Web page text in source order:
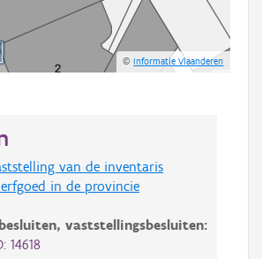
©Informatie Vlaanderen
van de inventaris
in de provincie
vaststellingsbesluiten:
14618